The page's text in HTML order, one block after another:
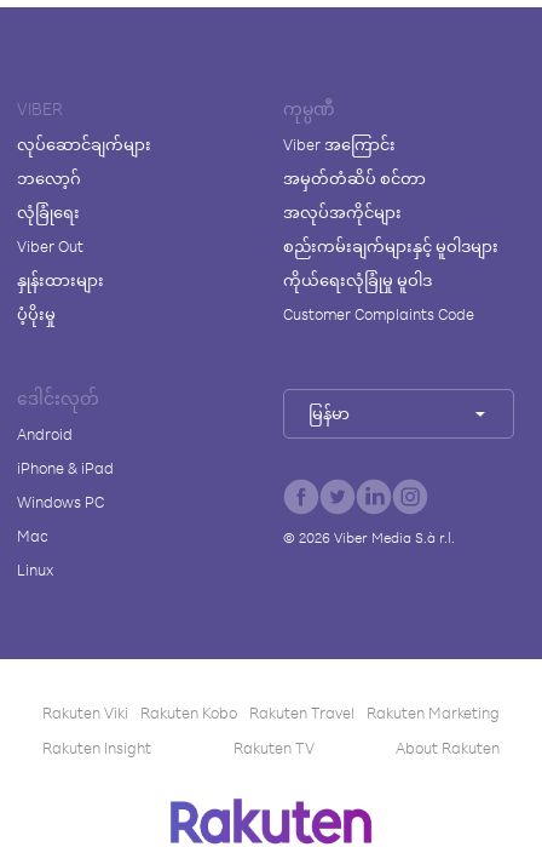
VIBER
လုပ်ဆောင်ချက်များ
ဘလော့ဂ်
လုံခြုံရေး
Viber Out
နှုန်းထားများ
ပံ့ပိုးမှု
ကုမ္ပဏီ
Viber အကြောင်း
အမှတ်တံဆိပ် စင်တာ
အလုပ်အကိုင်များ
စည်းကမ်းချက်များနှင့် မူဝါဒများ
ကိုယ်ရေးလုံခြုံမှု မူဝါဒ
Customer Complaints Code
ဒေါင်းလုတ်
Android
iPhone & iPad
Windows PC
Mac
Linux
မြန်မာ
© 2026Viber Media S.à r.l.
Rakuten Viki Rakuten Kobo Rakuten Travel
Rakuten Marketing
Rakuten Insight
Rakuten TV About Rakuten